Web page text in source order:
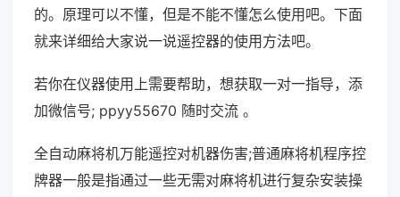
的。原理可以不懂，但是不能不懂怎么使用吧。下面
就来详细给大家说一说遥控器的使用方法吧。
若你在仪器使用上需要帮助，想获取一对一指导，添
加微信号; ppyy55670 随时交流 。
全自动麻将机万能遥控对机器伤害;普通麻将机程序控
牌器一般是指通过一些无需对麻将机进行复杂安装操